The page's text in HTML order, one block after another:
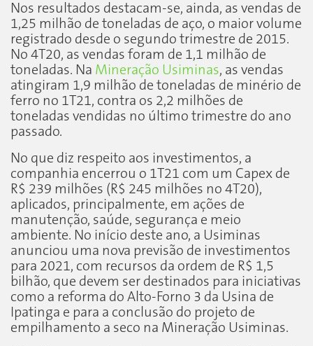
Nos resultados destacam-se, ainda, as vendas de
1,25 milhão de toneladas de aço, o maior volume
registrado desde o segundo trimestre de 2015.
No 4T20, as vendas foram de 1,1 milhão de
toneladas. Na Mineração Usiminas, as vendas
atingiram 1,9 milhão de toneladas de minério de
ferro no 1T21, contra os 2,2 milhões de
toneladas vendidas no último trimestre do ano
passado.
No que diz respeito aos investimentos, a
companhia encerrou o 1T21 com um Capex de
R$ 239 milhões (R$ 245 milhões no 4T20),
aplicados, principalmente, em ações de
manutenção, saúde, segurança e meio
ambiente. No início deste ano, a Usiminas
anunciou uma nova previsão de investimentos
para 2021, com recursos da ordem de R$ 1,5
bilhão, que devem ser destinados para iniciativas
como a reforma do Alto-Forno 3 da Usina de
Ipatinga e para a conclusão do projeto de
empilhamento a seco na Mineração Usiminas.